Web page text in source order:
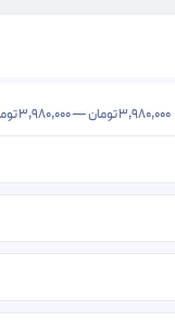
3,980,000تومان—
3,980,000تومان